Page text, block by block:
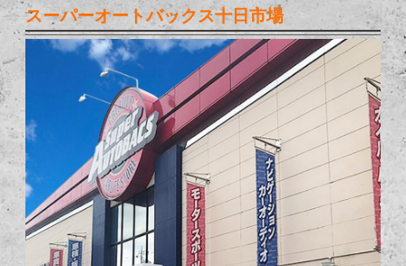
スーパーオートバックス十日市場